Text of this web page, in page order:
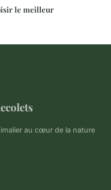
le meilleur
au cœur de la nature